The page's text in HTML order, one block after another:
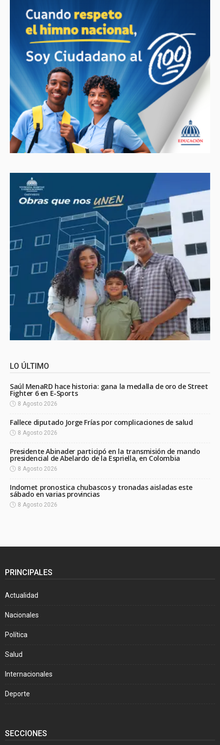
LO ÚLTIMO
Saúl MenaRD hace historia: gana la medalla de oro de Street
Fighter 6 en E-Sports
8 Agosto 2026
Fallece diputado Jorge Frías por complicaciones de salud
8 Agosto 2026
Presidente Abinader participó en la transmisión de mando
presidencial de Abelardo de la Espriella, en Colombia
8 Agosto 2026
Indomet pronostica chubascos y tronadas aisladas este
sábado en varias provincias
8 Agosto 2026
PRINCIPALES
Actualidad
Nacionales
Política
Salud
Internacionales
Deporte
SECCIONES